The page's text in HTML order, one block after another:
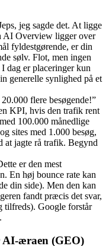
jeg sagde det. At ligge
AI Overview ligger over
fyldestgørende, er din
sølv. Flot, men ingen
dag er placeringer kun
generelle synlighed på et
flere besøgende!”
KPI, hvis den trafik rent
100.000 månedlige
sites med 1.000 besøg,
at jagte rå trafik. Begynd
er den mest
En høj bounce rate kan
din side). Men den kan
fandt præcis det svar,
tilfreds). Google forstår
AI-æraen (GEO)